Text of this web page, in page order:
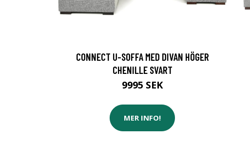
CONNECT U-SOFFA MED DIVAN HÖGER
CHENILLE SVART
9995 SEK
MER INFO!